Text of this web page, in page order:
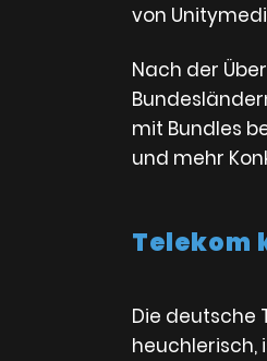
von
Nach der
mit Bundles
und mehr
Telekom
Die deutsche
heuchlerisch,